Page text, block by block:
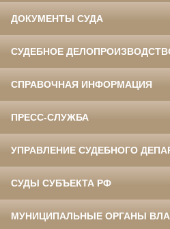
ДОКУМЕНТЫ СУДА
СУДЕБНОЕ
СПРАВОЧНАЯ ИНФОРМАЦИЯ
ПРЕСС-СЛУЖБА
УПРАВЛЕНИЕ СУДЕБНОГО
СУДЫ СУБЪЕКТА РФ
МУНИЦИПАЛЬНЫЕ ОРГАНЫ